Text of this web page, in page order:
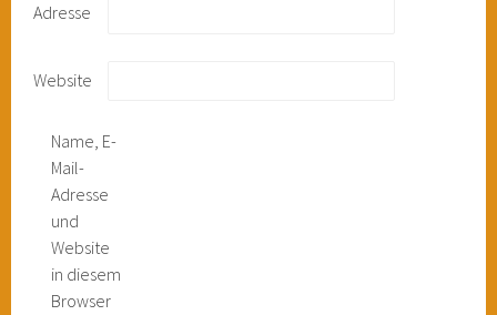
Adresse
Website
Name, E-
Mail-
Adresse
und
Website
in diesem
Browser